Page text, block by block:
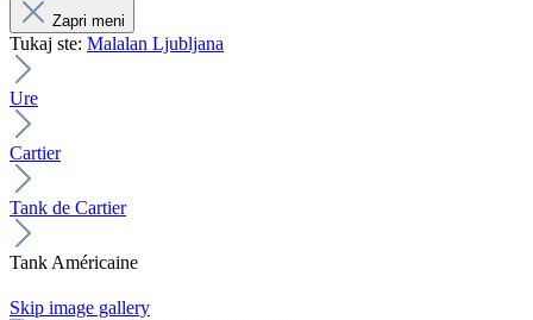
Zapri meni
Tukaj ste: Malalan Ljubljana
Ure
Cartier
Tank de Cartier
Tank Américaine
Skip image gallery